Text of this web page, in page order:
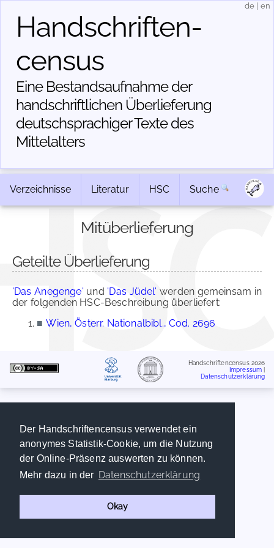
Der Handschriftencensus verwendet ein
anonymes Statistik-Cookie, um die Nutzung
der Online-Präsenz auswerten zu können.
Mehr dazu in der Datenschutzerklärung
Okay
Handschriften­
census
Eine Bestandsaufnahme der
handschriftlichen Über­lieferung
deutschsprachiger Texte des
Mittelalters
de en
Verzeichnisse Literatur HSC Suche
Mitüberlieferung
Geteilte Überlieferung
'Das Anegenge' und 'Das Jüdel' werden gemeinsam in
der folgenden HSC-Beschreibung überliefert:
■ Wien, Österr. Nationalbibl., Cod. 2696
Handschriftencensus 2026
Impressum
Datenschutzerklärung